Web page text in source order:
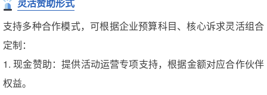
支持多种合作模式，可根据企业预算科目、核心诉求灵活组合
定制：
1. 现金赞助：提供活动运营专项支持，根据金额对应合作伙伴
权益。